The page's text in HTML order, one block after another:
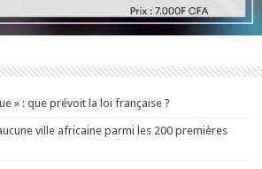
» : que prévoit la loi française ?
ville africaine parmi les 200 premières